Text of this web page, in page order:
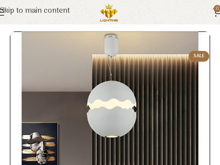
Skip to main content 0
Trang chủ Euroto Đèn Trang Trí
SALE